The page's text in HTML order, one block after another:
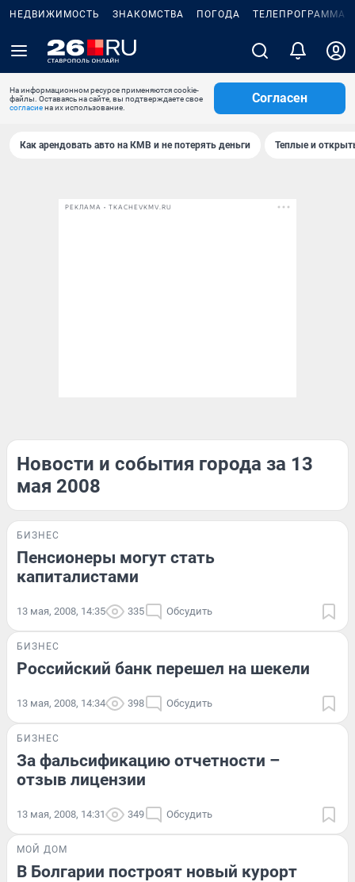
НЕДВИЖИМОСТЬ ЗНАКОМСТВА ПОГОДА ТЕЛЕПРОГРАММА
На информационном ресурсе применяются cookie-
файлы. Оставаясь на сайте, вы подтверждаете свое
согласиена их использование.
Согласен
Как арендовать авто на КМВ и не потерять деньги Теплые и
РЕКЛАМА • TKACHEVKMV.RU
Новости и события города за 13
мая 2008
БИЗНЕС
Пенсионеры могут стать
капиталистами
13 мая, 2008, 14:35 335 Обсудить
БИЗНЕС
Российский банк перешел на шекели
13 мая, 2008, 14:34 398 Обсудить
БИЗНЕС
За фальсификацию отчетности –
отзыв лицензии
13 мая, 2008, 14:31 349 Обсудить
МОЙ ДОМ
В Болгарии построят новый курорт